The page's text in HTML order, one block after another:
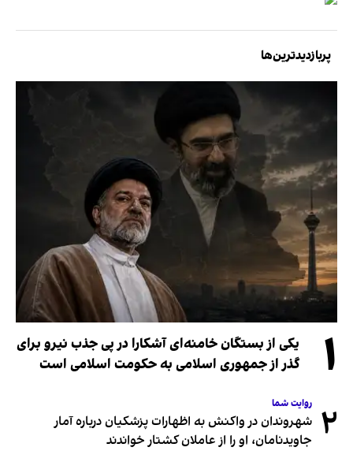
پربازدیدترین‌ها
۱
یکی از بستگان خامنه‌ای آشکارا در پی جذب نیرو برای
گذر از جمهوری اسلامی به حکومت اسلامی است
۲ روایت شما
شهروندان در واکنش به اظهارات پزشکیان درباره آمار
جاویدنامان، او را از عاملان کشتار خواندند